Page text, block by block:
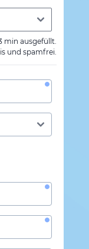
min ausgefüllt.
und spamfrei.